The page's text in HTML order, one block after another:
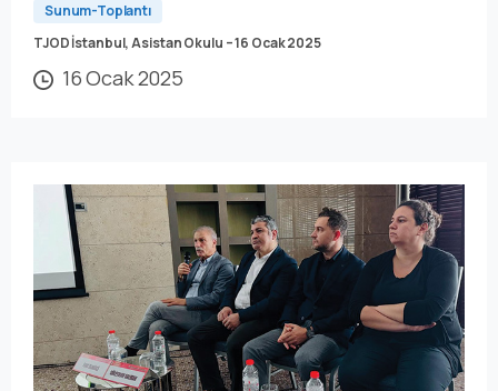
Sunum-Toplantı
TJOD İstanbul, Asistan Okulu – 16 Ocak 2025
16 Ocak 2025